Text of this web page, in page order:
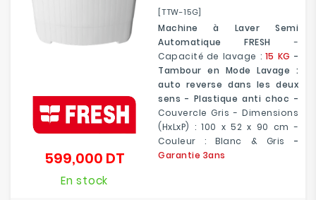
[TTW-15G]
Machine à Laver Semi
Automatique FRESH
-
Capacité de lavage : 15 KG -
Tambour en Mode Lavage :
auto reverse dans les deux
sens - Plastique anti choc -
Couvercle Gris - Dimensions
(HxLxP) : 100 x 52 x 90 cm -
Couleur : Blanc & Gris
-
Garantie 3ans
599,000 DTPrix
En stock